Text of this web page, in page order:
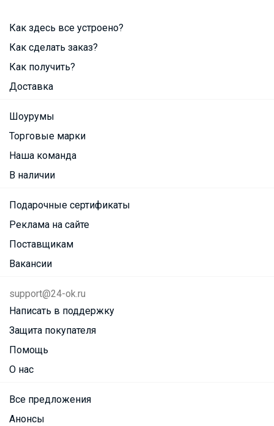
Как здесь все устроено?
Как сделать заказ?
Как получить?
Доставка
Шоурумы
Торговые марки
Наша команда
В наличии
Подарочные сертификаты
Реклама на сайте
Поставщикам
Вакансии
support@24-ok.ru
Написать в поддержку
Защита покупателя
Помощь
О нас
Все предложения
Анонсы